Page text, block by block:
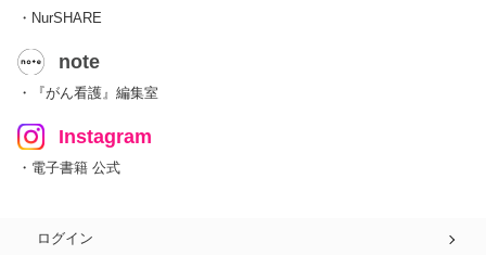
・NurSHARE
note
・『がん看護』編集室
Instagram
・電子書籍 公式
ログイン